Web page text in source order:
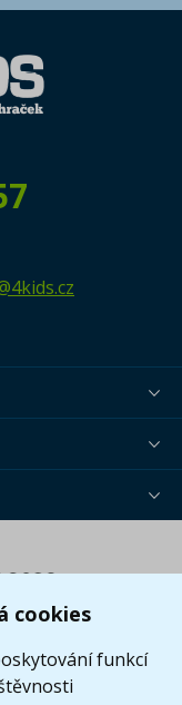
cookies
funkcí